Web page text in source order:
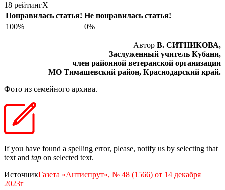
18 рейтингX
Понравилась статья! Не понравилась статья!
100%
0%
Автор В. СИТНИКОВА,
Заслуженный учитель Кубани,
член районной ветеранской организации
МО Тимашевский район, Краснодарский край.
Фото из семейного архива.
If you have found a spelling error, please, notify us by selecting that
text and tap on selected text.
ИсточникГазета «Антиспрут», № 48 (1566) от 14 декабря
2023г